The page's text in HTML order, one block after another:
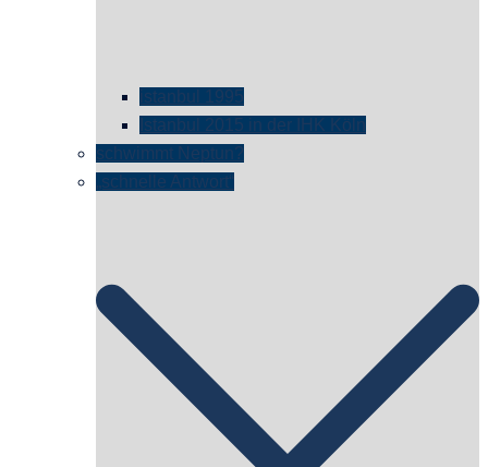
istanbul 1995
Istanbul 2015 in der IHK Köln
schwimmt Neptun?
„schnelle Antwort“